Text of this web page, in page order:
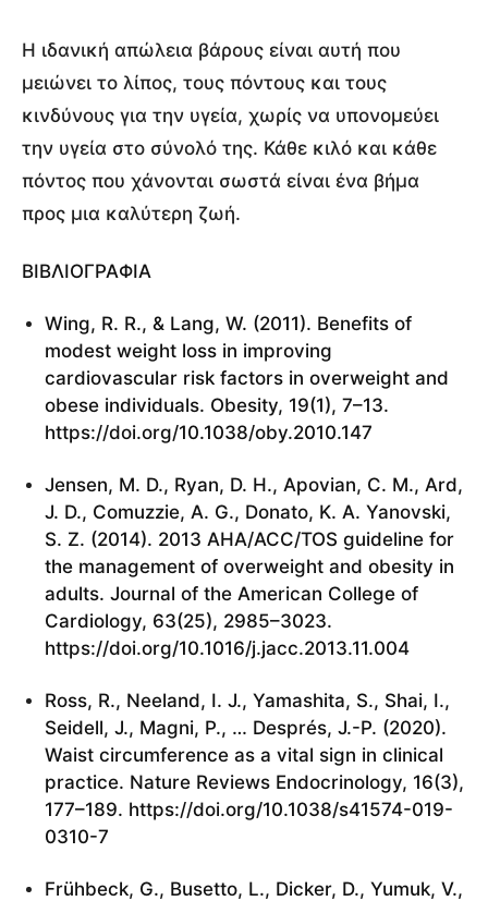
Η ιδανική απώλεια βάρους είναι αυτή που
μειώνει το λίπος, τους πόντους και τους
κινδύνους για την υγεία, χωρίς να υπονομεύει
την υγεία στο σύνολό της. Κάθε κιλό και κάθε
πόντος που χάνονται σωστά είναι ένα βήμα
προς μια καλύτερη ζωή.
ΒΙΒΛΙΟΓΡΑΦΙΑ
Wing, R. R., & Lang, W. (2011). Benefits of
modest weight loss in improving
cardiovascular risk factors in overweight and
obese individuals. Obesity, 19(1), 7–13.
https://doi.org/10.1038/oby.2010.147
Jensen, M. D., Ryan, D. H., Apovian, C. M., Ard,
J. D., Comuzzie, A. G., Donato, K. A. Yanovski,
S. Z. (2014). 2013 AHA/ACC/TOS guideline for
the management of overweight and obesity in
adults. Journal of the American College of
Cardiology, 63(25), 2985–3023.
https://doi.org/10.1016/j.jacc.2013.11.004
Ross, R., Neeland, I. J., Yamashita, S., Shai, I.,
Seidell, J., Magni, P., … Després, J.-P. (2020).
Waist circumference as a vital sign in clinical
practice. Nature Reviews Endocrinology, 16(3),
177–189. https://doi.org/10.1038/s41574-019-
0310-7
Frühbeck, G., Busetto, L., Dicker, D., Yumuk, V.,